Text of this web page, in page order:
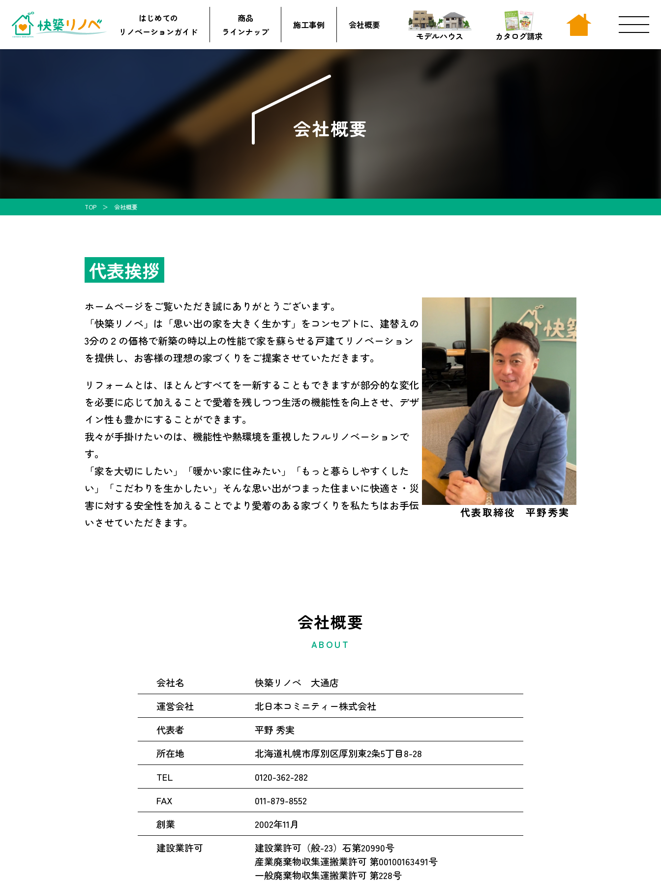
はじめての
リノベーションガイド
商品
ラインナップ
施工事例
会社概要
モデルハウス
カタログ請求
会社概要
TOP 会社概要
代表挨拶
ホームページをご覧いただき誠にありがとうございます。
「快築リノベ」は「思い出の家を大きく生かす」をコンセプトに、建替えの
3分の２の価格で新築の時以上の性能で家を蘇らせる戸建てリノベーション
を提供し、お客様の理想の家づくりをご提案させていただきます。
リフォームとは、ほとんどすべてを一新することもできますが部分的な変化
を必要に応じて加えることで愛着を残しつつ生活の機能性を向上させ、デザ
イン性も豊かにすることができます。
我々が手掛けたいのは、機能性や熱環境を重視したフルリノベーションで
す。
「家を大切にしたい」「暖かい家に住みたい」「もっと暮らしやすくした
い」「こだわりを生かしたい」そんな思い出がつまった住まいに快適さ・災
害に対する安全性を加えることでより愛着のある家づくりを私たちはお手伝
いさせていただきます。
代表取締役 平野秀実
会社概要
ABOUT
会社名
快築リノベ 大通店
運営会社
北日本コミニティー株式会社
代表者
平野 秀実
所在地
北海道札幌市厚別区厚別東2条5丁目8-28
TEL
0120-362-282
FAX
011-879-8552
創業
2002年11月
建設業許可
建設業許可（般-23）石第20990号
産業廃棄物収集運搬業許可 第00100163491号
一般廃棄物収集運搬業許可 第228号